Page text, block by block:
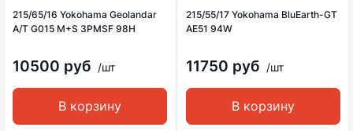
215/65/16 Yokohama Geolandar
A/T G015 M+S 3PMSF 98H
10500 руб /шт
В корзину
215/55/17 Yokohama BluEarth-GT
AE51 94W
11750 руб /шт
В корзину